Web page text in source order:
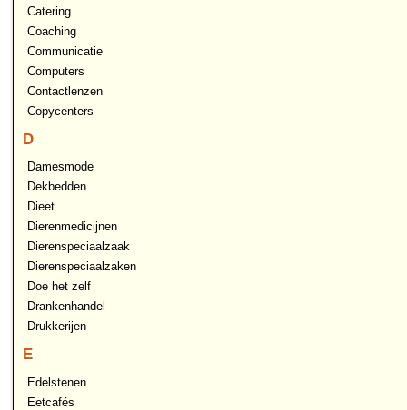
Catering
Coaching
Communicatie
Computers
Contactlenzen
Copycenters
D
Damesmode
Dekbedden
Dieet
Dierenmedicijnen
Dierenspeciaalzaak
Dierenspeciaalzaken
Doe het zelf
Drankenhandel
Drukkerijen
E
Edelstenen
Eetcafés